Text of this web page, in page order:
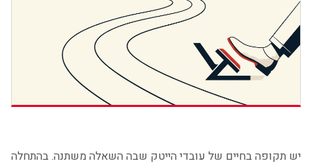
יש תקופה בחיים של עובדי הייטק שבה השאלה משתנה. בהתחלה